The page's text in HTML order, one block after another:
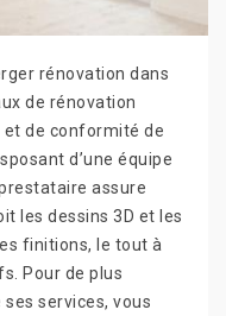
rénovation dans
de rénovation
et de conformité de
d’une équipe
assure
les dessins 3D et les
finitions, le tout à
Pour de plus
services, vous